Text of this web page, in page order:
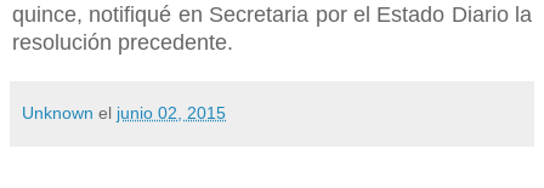
quince, notifiqué en Secretaria por el Estado Diario la
resolución precedente.
Unknown el junio 02, 2015